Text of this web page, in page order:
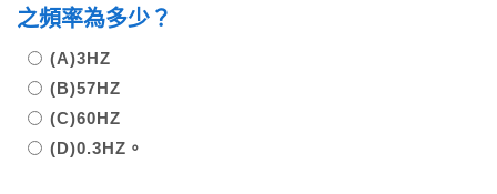
之頻率為多少？
(A)3HZ
(B)57HZ
(C)60HZ
(D)0.3HZ。